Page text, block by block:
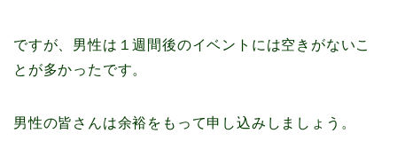
ですが、男性は１週間後のイベントには空きがないこ
とが多かったです。
男性の皆さんは余裕をもって申し込みしましょう。